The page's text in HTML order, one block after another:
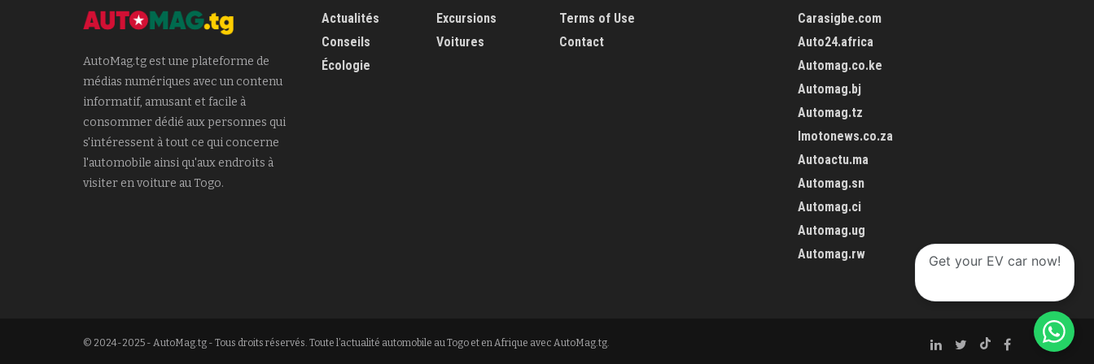
AutoMag.tg est une plateforme de
médias numériques avec un contenu
informatif, amusant et facile à
consommer dédié aux personnes qui
s'intéressent à tout ce qui concerne
l'automobile ainsi qu'aux endroits à
visiter en voiture au Togo.
Actualités
Conseils
Écologie
Excursions
Voitures
Terms of Use
Contact
Carasigbe.com
Auto24.africa
Automag.co.ke
Automag.bj
Automag.tz
Imotonews.co.za
Autoactu.ma
Automag.sn
Automag.ci
Automag.ug
Automag.rw
© 2024-2025 - AutoMag.tg - Tous droits réservés. Toute l’actualité automobile au Togo et en Afrique avec AutoMag.tg.
Get your EV car now!